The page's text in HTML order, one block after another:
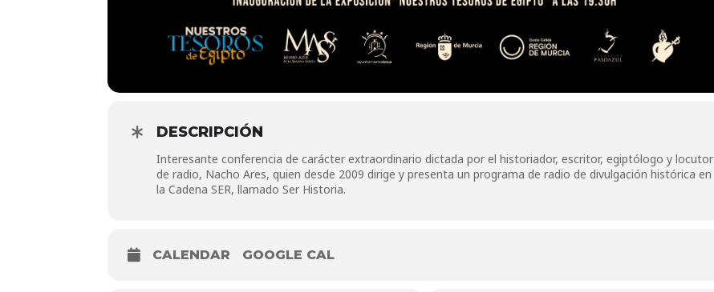
DESCRIPCIÓN
Interesante conferencia de carácter extraordinario dictada por el historiador, escritor, egiptólogo y locutor
de radio, Nacho Ares, quien desde 2009 dirige y presenta un programa de radio de divulgación histórica en
la Cadena SER, llamado Ser Historia.
CALENDAR GOOGLE CAL